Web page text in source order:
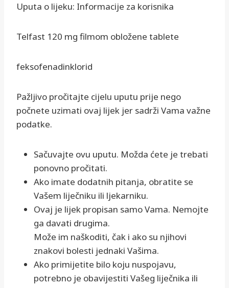
Uputa o lijeku: Informacije za korisnika
Telfast 120 mg filmom obložene tablete
feksofenadinklorid
Pažljivo pročitajte cijelu uputu prije nego
počnete uzimati ovaj lijek jer sadrži Vama važne
podatke.
Sačuvajte ovu uputu. Možda ćete je trebati
ponovno pročitati.
Ako imate dodatnih pitanja, obratite se
Vašem liječniku ili ljekarniku.
Ovaj je lijek propisan samo Vama. Nemojte
ga davati drugima.
Može im naškoditi, čak i ako su njihovi
znakovi bolesti jednaki Vašima.
Ako primijetite bilo koju nuspojavu,
potrebno je obavijestiti Vašeg liječnika ili